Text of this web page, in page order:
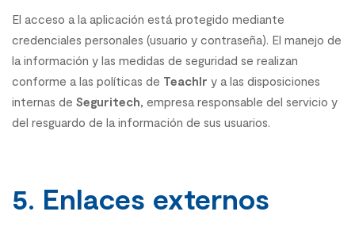
El acceso a la aplicación está protegido mediante
credenciales personales (usuario y contraseña). El manejo de
la información y las medidas de seguridad se realizan
conforme a las políticas de Teachlr y a las disposiciones
internas de Seguritech, empresa responsable del servicio y
del resguardo de la información de sus usuarios.
5. Enlaces externos